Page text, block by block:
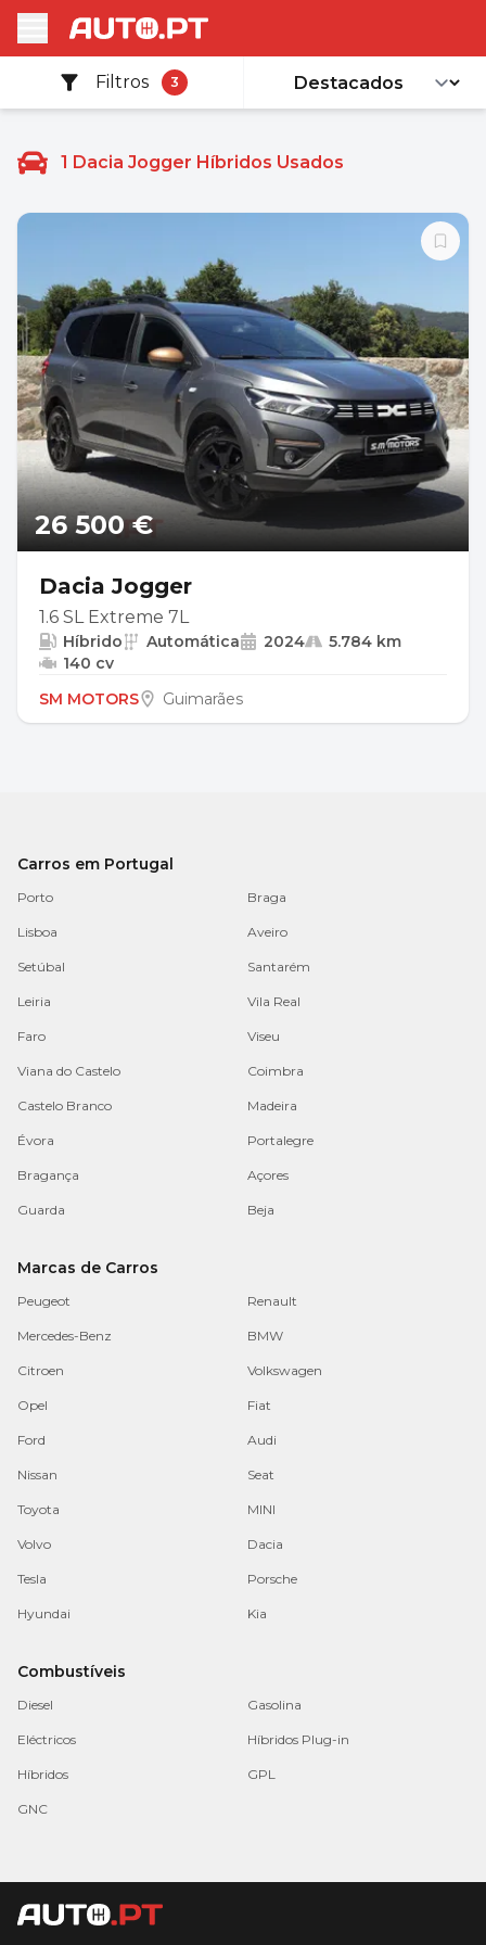
Filtros 3
1 Dacia Jogger Híbridos Usados
26 500 €
Dacia Jogger
1.6 SL Extreme 7L
Híbrido Automática 2024
5.784 km
140 cv
SM MOTORS
Guimarães
Carros em Portugal
Porto Braga
Lisboa Aveiro
Setúbal Santarém
Leiria Vila Real
Faro Viseu
Viana do Castelo Coimbra
Castelo Branco Madeira
Évora Portalegre
Bragança Açores
Guarda Beja
Marcas de Carros
Peugeot Renault
Mercedes-Benz BMW
Citroen Volkswagen
Opel Fiat
Ford Audi
Nissan Seat
Toyota MINI
Volvo Dacia
Tesla Porsche
Hyundai Kia
Combustíveis
Diesel Gasolina
Eléctricos Híbridos Plug-in
Híbridos GPL
GNC